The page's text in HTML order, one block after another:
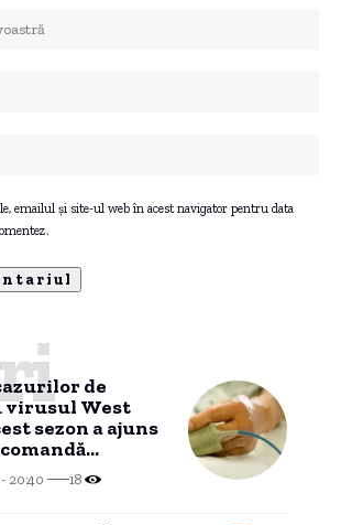
emailul și site-ul web în acest navigator pentru data
de
virusul West
sezon a ajuns
20:40 18